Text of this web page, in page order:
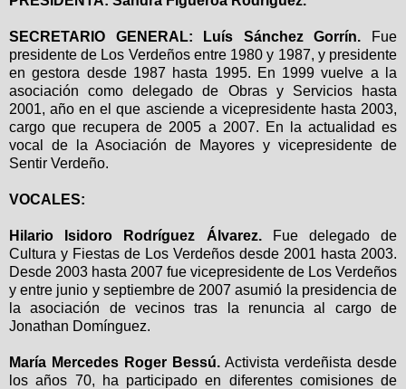
SECRETARIO GENERAL: Luís Sánchez Gorrín. Fue
presidente de Los Verdeños entre 1980 y 1987, y presidente
en gestora desde 1987 hasta 1995. En 1999 vuelve a la
asociación como delegado de Obras y Servicios hasta
2001, año en el que asciende a vicepresidente hasta 2003,
cargo que recupera de 2005 a 2007. En la actualidad es
vocal de la Asociación de Mayores y vicepresidente de
Sentir Verdeño.
VOCALES:
Hilario Isidoro Rodríguez Álvarez.Fue delegado de
Cultura y Fiestas de Los Verdeños desde 2001 hasta 2003.
Desde 2003 hasta 2007 fue vicepresidente de Los Verdeños
y entre junio y septiembre de 2007 asumió la presidencia de
la asociación de vecinos tras la renuncia al cargo de
Jonathan Domínguez.
María Mercedes Roger Bessú. Activista verdeñista desde
los años 70, ha participado en diferentes comisiones de